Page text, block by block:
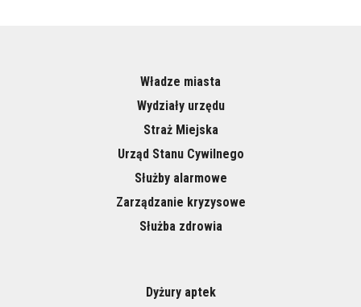
Władze miasta
Wydziały urzędu
Straż Miejska
Urząd Stanu Cywilnego
Służby alarmowe
Zarządzanie kryzysowe
Służba zdrowia
Dyżury aptek